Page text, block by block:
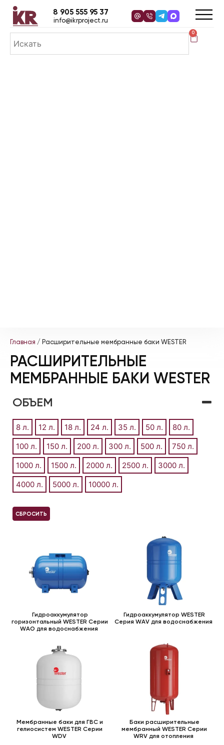
0
8 905 555 95 37
info@ikrproject.ru
Главная / Расширительные мембранные баки WESTER
РАСШИРИТЕЛЬНЫЕ
МЕМБРАННЫЕ БАКИ WESTER
ОБЪЕМ
8 л. 12 л. 18 л. 24 л. 35 л. 50 л.
80 л.
100 л.
150 л. 200 л. 300 л. 500 л.
750 л.
1000 л.
1500 л. 2000 л. 2500 л.
3000 л.
4000 л.
5000 л. 10000 л.
СБРОСИТЬ
Гидроаккумулятор
горизонтальный WESTER Серии
WAO для водоснабжения
Гидроаккумулятор WESTER
Серия WAV для водоснабжения
Мембранные баки для ГВС и
гелиосистем WESTER Серии
WDV
Баки расширительные
мембранный WESTER Серии
WRV для отопления